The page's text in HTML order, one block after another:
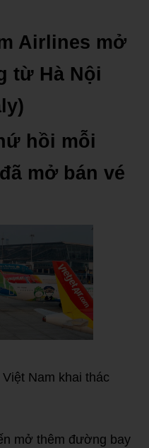
Airlines mở
từ Hà Nội
hồi mỗi
mở bán vé
Nam khai thác
mở thêm đường bay